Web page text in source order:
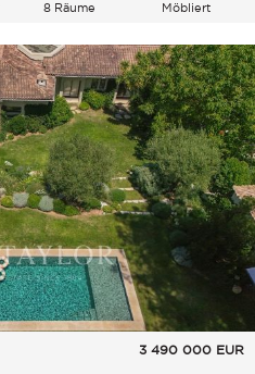
8 Räume Möbliert
3 490 000 EUR